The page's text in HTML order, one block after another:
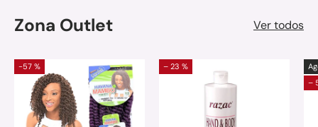
Zona Outlet Ver todos
-57 % – 23 %
–